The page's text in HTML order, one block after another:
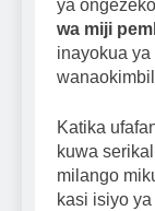
ya
wa miji
inayokua
Katika
kuwa
milango
kasi isiyo